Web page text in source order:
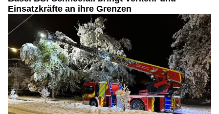
Einsatzkräfte an ihre Grenzen